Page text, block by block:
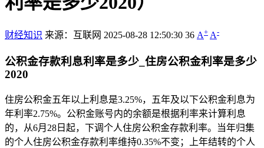
财经知识 来源：互联网 2025-08-28 12:50:30 36 A+ A-
公积金存款利息利率是多少_住房公积金利率是多少
2020
住房公积金五年以上利息是3.25%，五年及以下公积金利息为
年利率2.75%。公积金账号内的余额是根据利率来计算利息
的，从6月28日起，下调个人住房公积金存款利率。当年归集
的个人住房公积金存款利率维持0.35%不变；上年结转的个人